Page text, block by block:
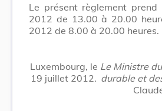
Le présent règlement
2012 de 13.00 à 20.00
2012 de 8.00 à 20.00 heures.
Luxembourg, le
19 juillet 2012.
Le Ministre
durable et